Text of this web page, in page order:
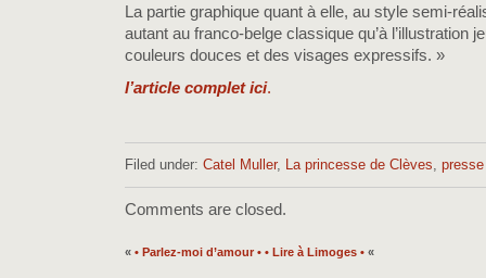
La partie graphique quant à elle, au style semi-
autant au franco-belge classique qu’à l’illustration
couleurs douces et des visages expressifs. »
l’article complet ici.
Filed under: Catel Muller, La princesse de Clèves, presse
Comments are closed.
« • Parlez-moi d’amour • • Lire à Limoges • «